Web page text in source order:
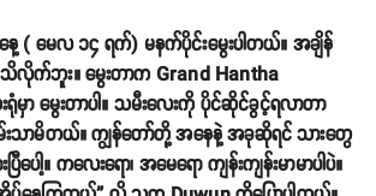
( မေလ ၁၄ ရက်) မနက်ပိုင်းမွေးပါတယ်။ အချိန်
က်ဘူး။ မွေးတာက Grand Hantha
မှာ မွေးတာပါ။ သမီးလေးကို ပိုင်ဆိုင်ခွင့်ရလာတာ
သာမိတယ်။ ကျွန်တော်တို့ အနေနဲ့ အခုဆိုရင် သားတွေ
ြီပေါ့။ ကလေးရော၊ အမေရော ကျန်းကျန်းမာမာပါပဲ။